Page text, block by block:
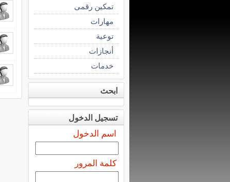
تمكين رقمى
مهارات
توعية
أنجازات
خدمات
ابحث
تسجيل الدخول
اسم الدخول
كلمة المرور